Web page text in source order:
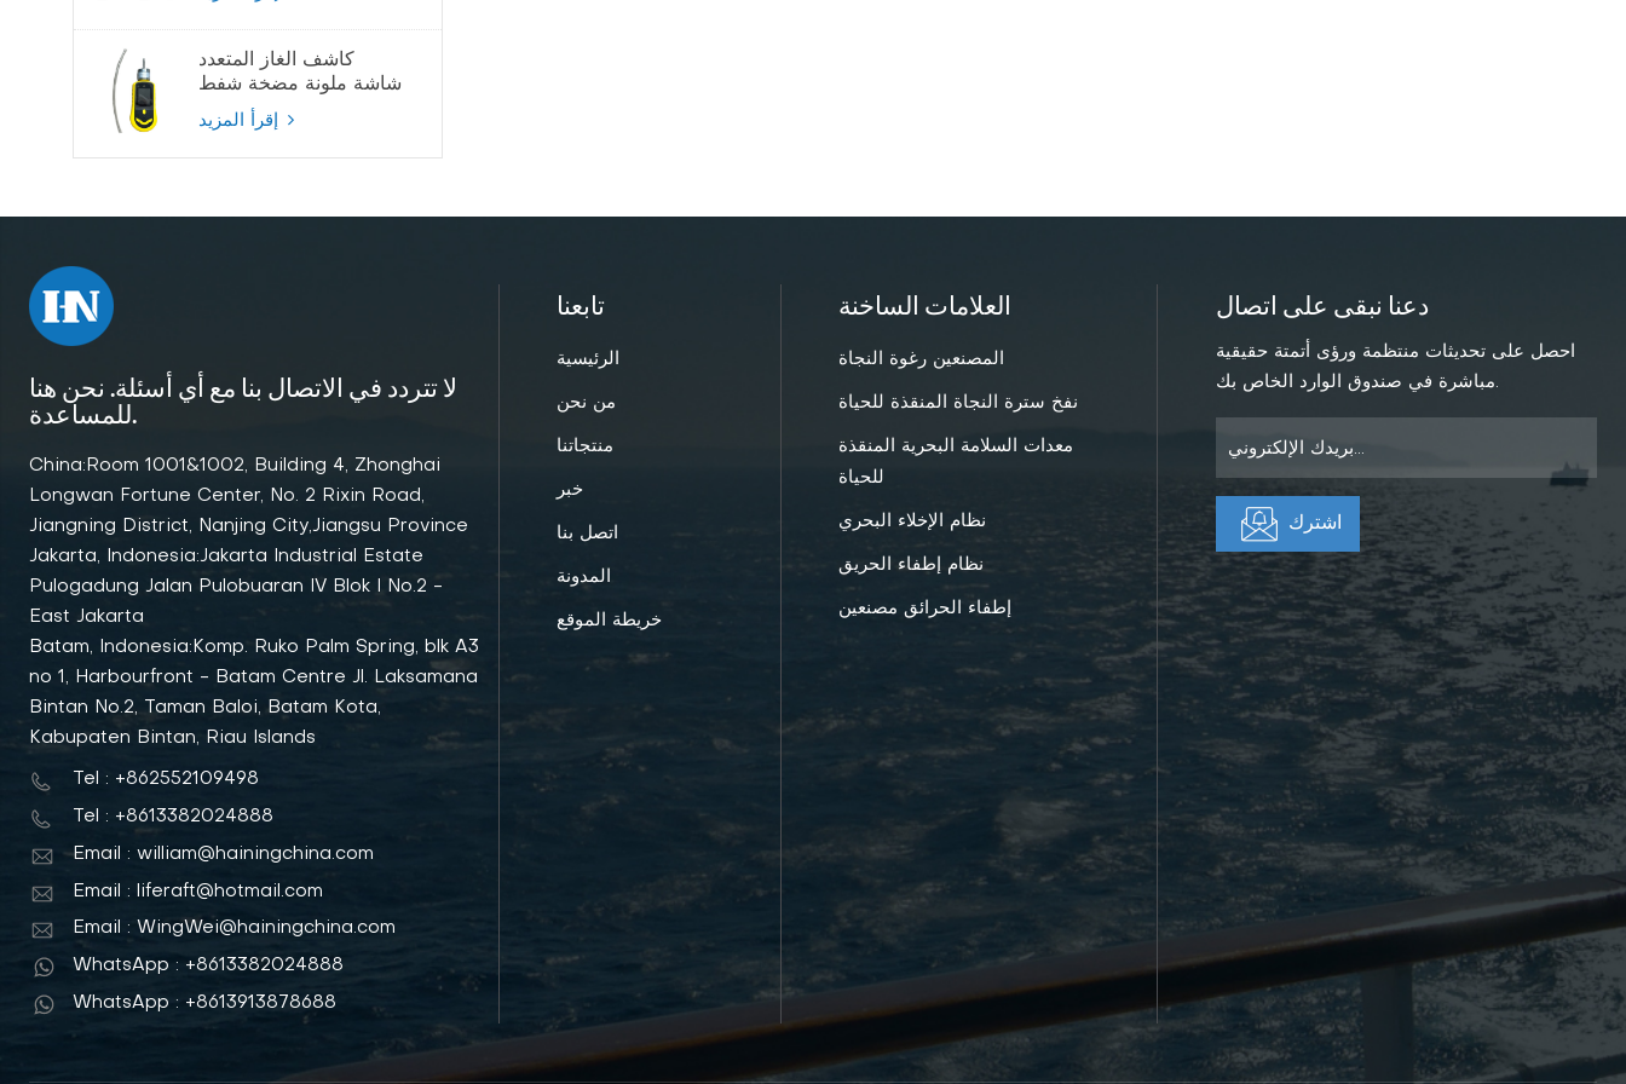
كاشف الغاز المتعدد
شاشة ملونة مضخة شفط
كاشف الغاز
لا تتردد في الاتصال بنا مع أي أسئلة. نحن هنا
للمساعدة.
China:Room 1001&1002, Building 4, Zhonghai
Longwan Fortune Center, No. 2 Rixin Road,
Jiangning District, Nanjing City,Jiangsu Province
Jakarta, Indonesia:Jakarta Industrial Estate
Pulogadung Jalan Pulobuaran IV Blok I No.2 -
East Jakarta
Batam, Indonesia:Komp. Ruko Palm Spring, blk A3
no 1, Harbourfront - Batam Centre Jl. Laksamana
Bintan No.2, Taman Baloi, Batam Kota,
Kabupaten Bintan, Riau Islands
Tel : +862552109498
Tel : +8613382024888
Email : william@hainingchina.com
Email : liferaft@hotmail.com
Email : WingWei@hainingchina.com
WhatsApp : +8613382024888
WhatsApp : +8613913878688
تابعنا
الرئيسية
من نحن
منتجاتنا
خبر
اتصل بنا
المدونة
خريطة الموقع
العلامات الساخنة
المصنعين رغوة النجاة
نفخ سترة النجاة المنقذة للحياة
معدات السلامة البحرية المنقذة
للحياة
نظام الإخلاء البحري
نظام إطفاء الحريق
إطفاء الحرائق مصنعين
دعنا نبقى على اتصال
احصل على تحديثات منتظمة ورؤى أتمتة حقيقية